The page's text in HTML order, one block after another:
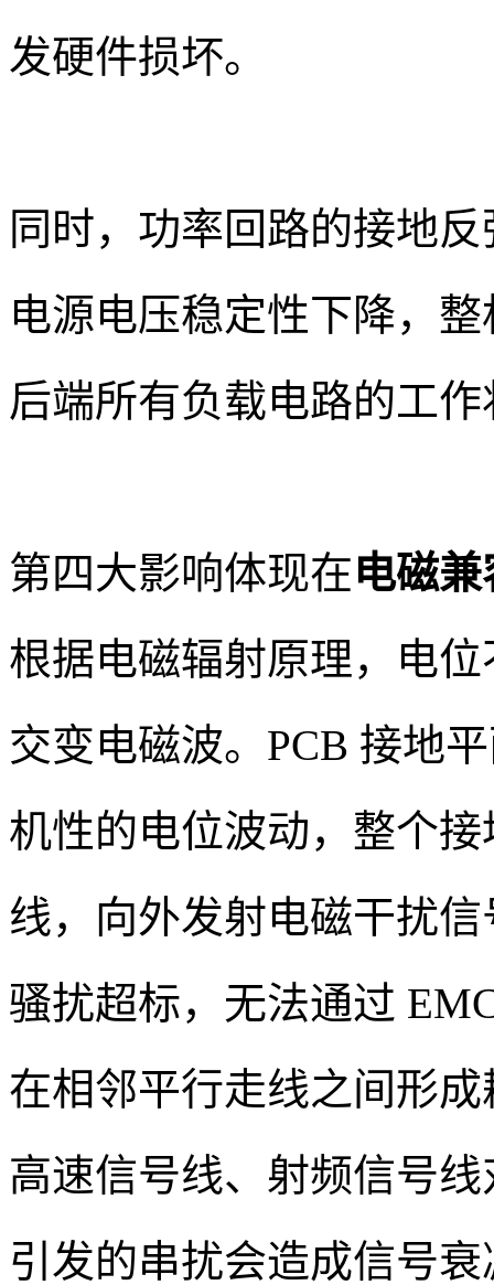
发硬件损坏。
同时，功率回路的接地
电源电压稳定性下降，
后端所有负载电路的工
第四大影响体现在电磁
根据电磁辐射原理，电
交变电磁波。PCB 接地
机性的电位波动，整个
线，向外发射电磁干扰
骚扰超标，无法通过
在相邻平行走线之间形
高速信号线、射频信号
引发的串扰会造成信号